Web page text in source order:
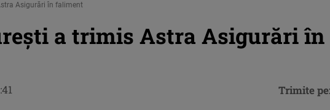
Asigurări în faliment
a trimis Astra Asigurări în
Trimite